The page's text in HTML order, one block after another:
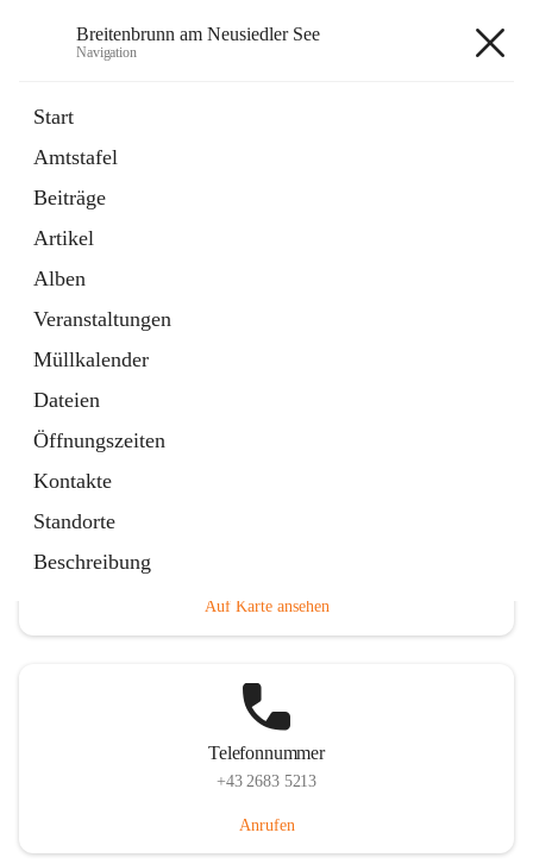
Breitenbrunn am Neusiedler See
Navigation
Start
Amtstafel
Beiträge
Artikel
Alben
Veranstaltungen
Müllkalender
Dateien
Öffnungszeiten
Kontakte
Standorte
Beschreibung
18 Schnellzugriffe
Gemeindeservice
Auf Karte ansehen
Telefonnummer
+43 2683 5213
Anrufen